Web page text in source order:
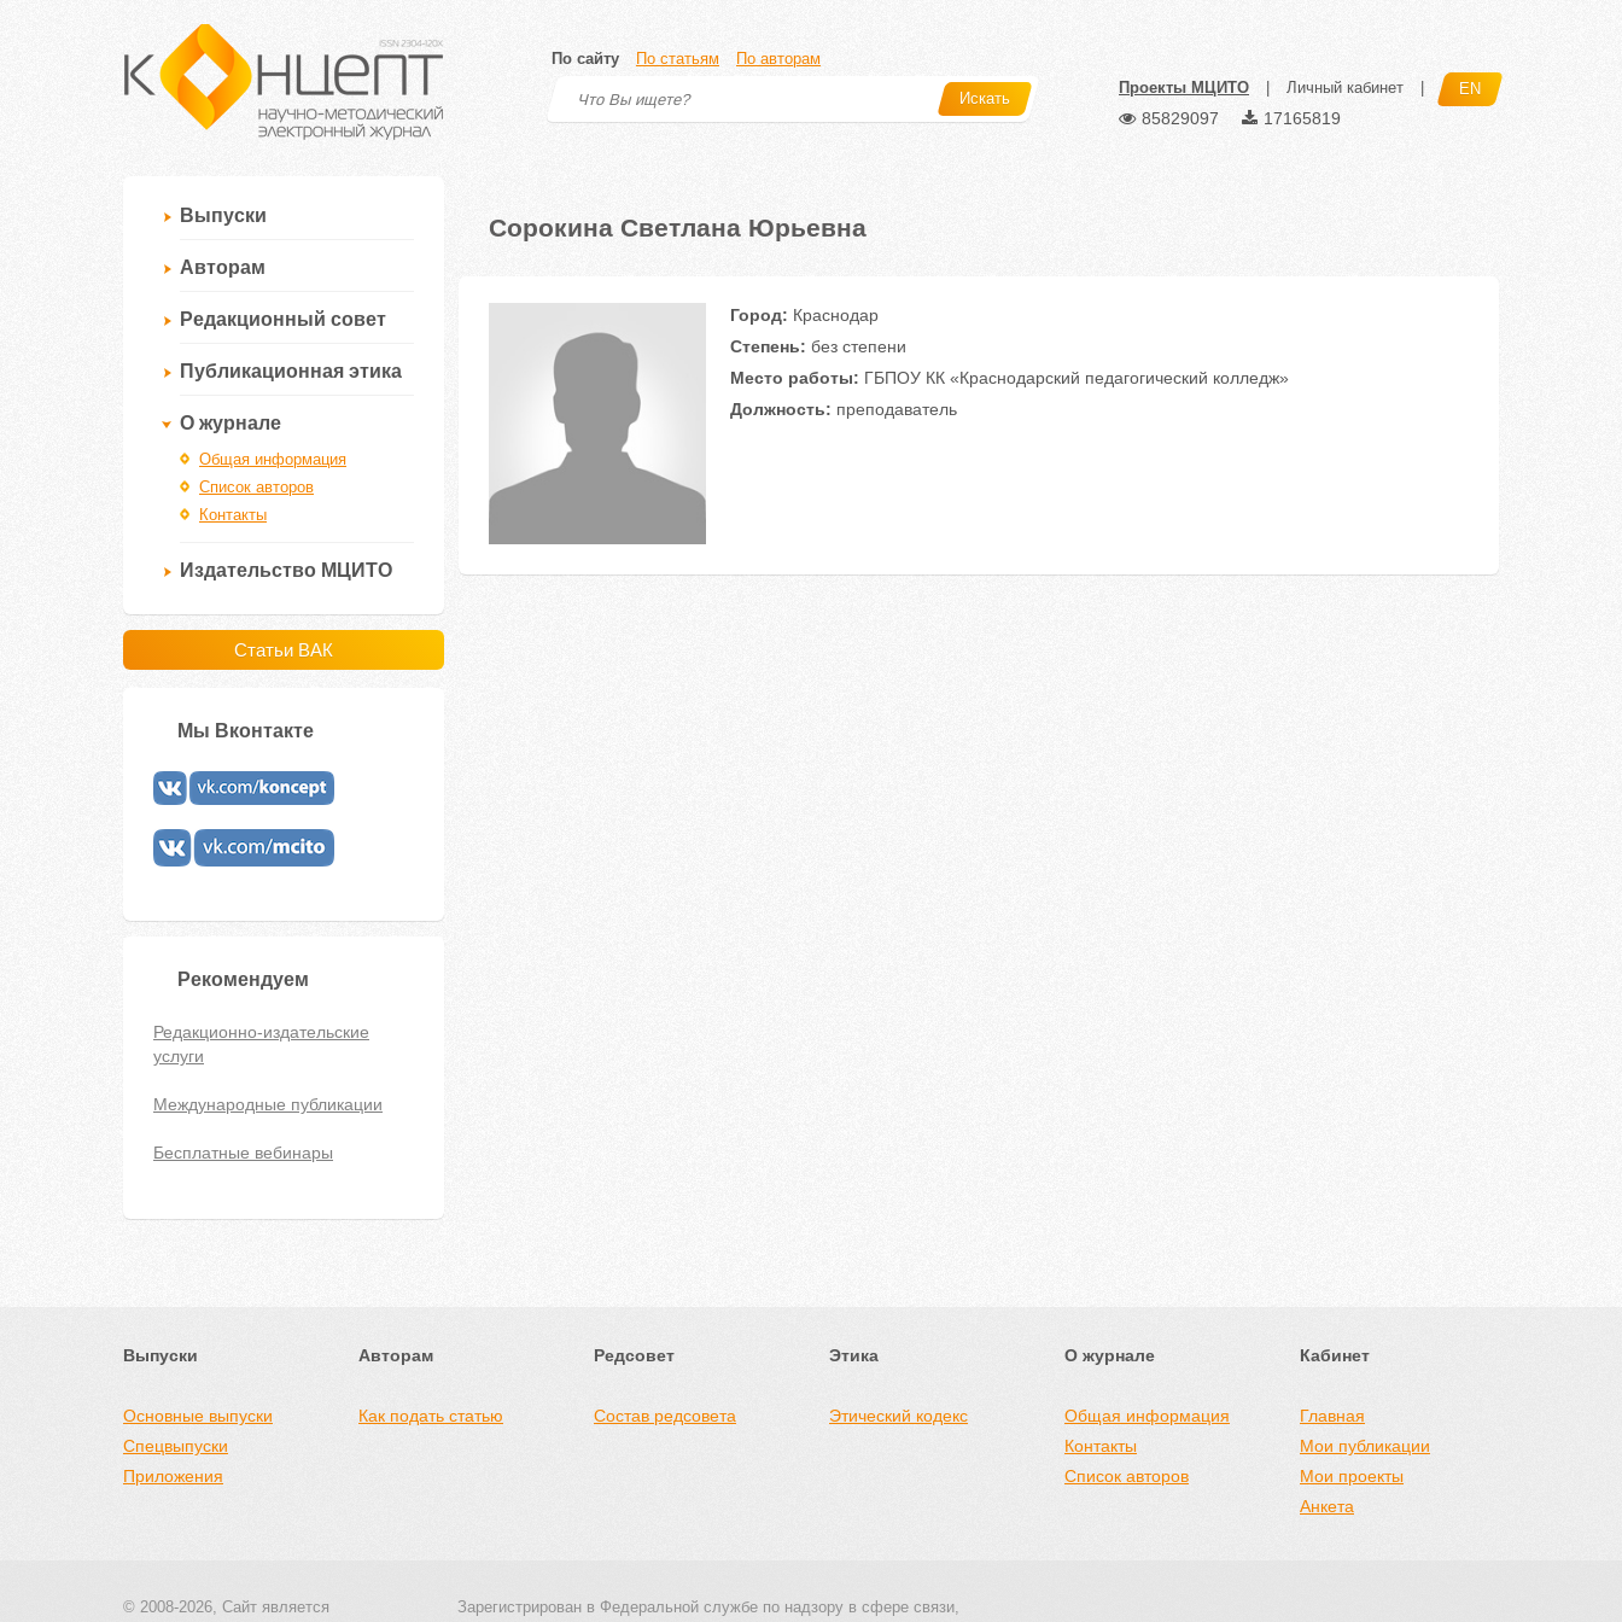
По сайту По статьям По авторам
Искать
Проекты МЦИТО Личный кабинет EN
85829097 17165819
Выпуски
Авторам
Редакционный совет
Публикационная этика
О журнале
Общая информация
Список авторов
Контакты
Издательство МЦИТО
Статьи ВАК
Мы Вконтакте
Рекомендуем
Редакционно-издательские
услуги
Международные публикации
Бесплатные вебинары
Сорокина Светлана Юрьевна
Город: Краснодар
Степень: без степени
Место работы: ГБПОУ КК «Краснодарский педагогический колледж»
Должность: преподаватель
Выпуски
Основные выпуски
Спецвыпуски
Приложения
Авторам
Как подать статью
Редсовет
Состав редсовета
Этика
Этический кодекс
О журнале
Общая информация
Контакты
Список авторов
Кабинет
Главная
Мои публикации
Мои проекты
Анкета
© 2008-2026, Сайт является
Зарегистрирован в Федеральной службе по надзору в сфере связи,